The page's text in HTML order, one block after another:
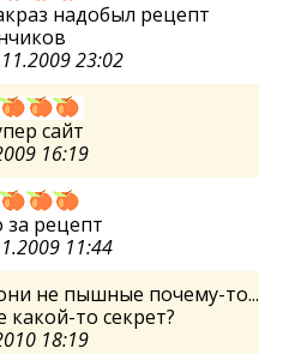
надобыл рецепт
23:02
сайт
16:19
за рецепт
11:44
не пышные почему-то...
то секрет?
18:19